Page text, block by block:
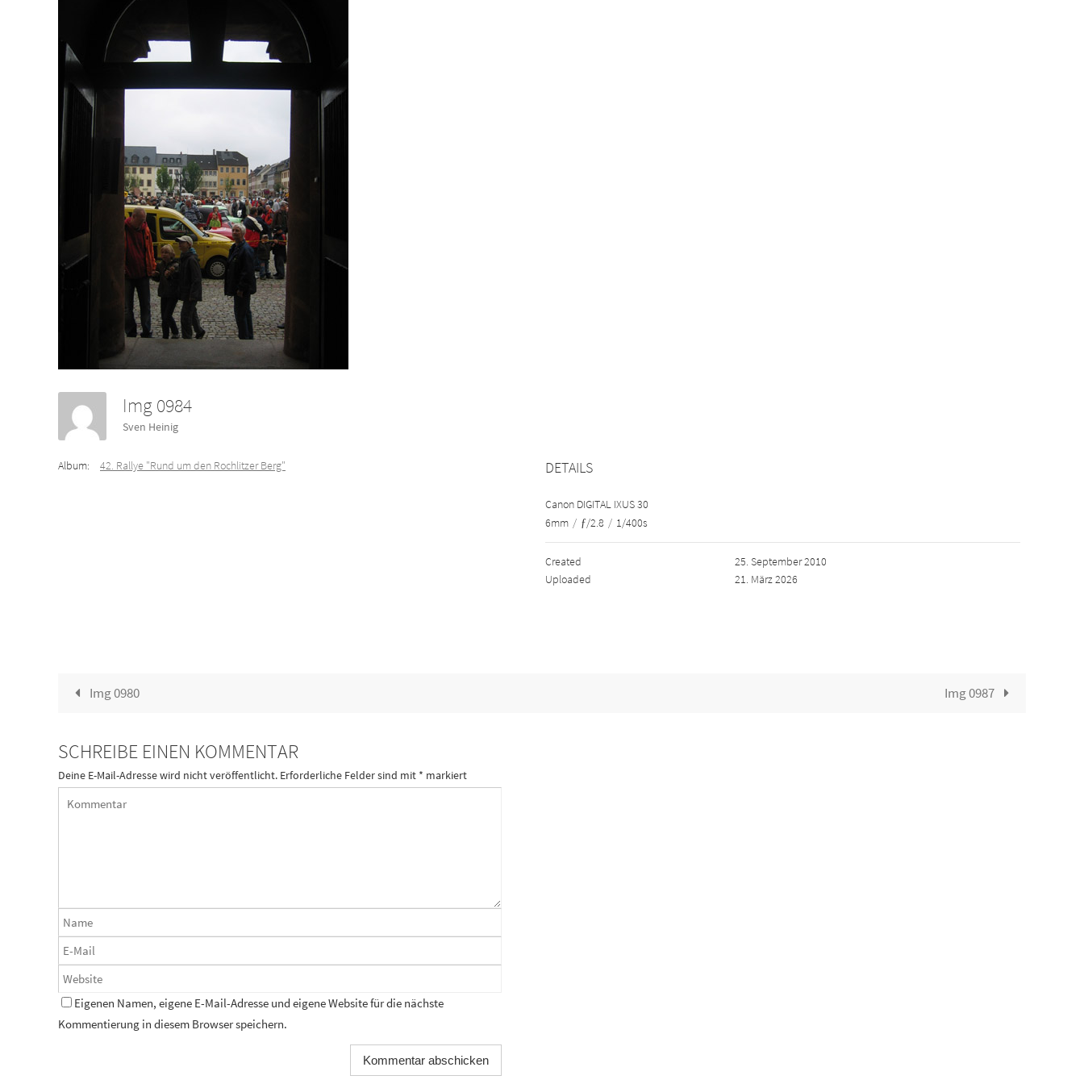
Img 0984
Sven Heinig
Album: 42. Rallye "Rund um den Rochlitzer Berg" DETAILS
Canon DIGITAL IXUS 30
6mm / ƒ/2.8 / 1/400s
Created
25. September 2010
Uploaded
21. März 2026
Img 0980 Img 0987
SCHREIBE EINEN KOMMENTAR
Deine E-Mail-Adresse wird nicht veröffentlicht. Erforderliche Felder sind mit * markiert
Eigenen Namen, eigene E-Mail-Adresse und eigene Website für die nächste
Kommentierung in diesem Browser speichern.